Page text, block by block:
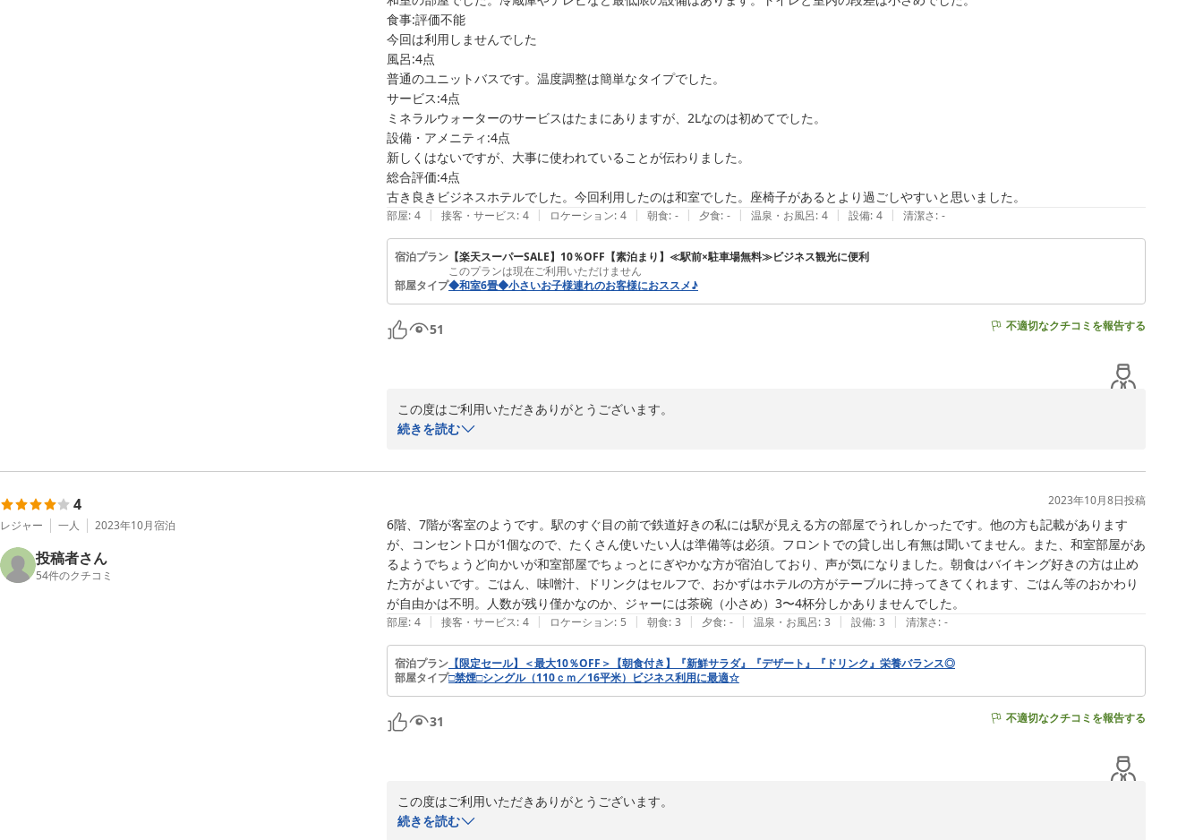
食事:評価不能
今回は利用しませんでした
風呂:4点
普通のユニットバスです。温度調整は簡単なタイプでした。
サービス:4点
ミネラルウォーターのサービスはたまにありますが、2Lなのは初めてでした。
設備・アメニティ:4点
新しくはないですが、大事に使われていることが伝わりました。
総合評価:4点
古き良きビジネスホテルでした。今回利用したのは和室でした。座椅子があるとより過ごしやすいと思いました。
部屋: 4 | 接客・サービス: 4 | ロケーション: 4 | 朝食: - | 夕食: - | 温泉・お風呂: 4 | 設備: 4 | 清潔さ: -
宿泊プラン 【楽天スーパーSALE】10％OFF【素泊まり】≪駅前×駐車場無料≫ビジネス観光に便利
このプランは現在ご利用いただけません
部屋タイプ◆和室6畳◆小さいお子様連れのお客様におススメ♪
51 不適切なクチコミを報告する
この度はご利用いただきありがとうございます。
また、立地やサービス面を評価いただき感謝申し上げます。
卓のみご用意させていただいております。
また、お風呂はユニットバスではなく、トイレと別の独立したものとなりますので、ご参考いただければと思います。
またのご利用をお待ちしております。
シティホテル美濃加茂
竹内
2024-05-22
続きを読む
4
レジャー 一人 2023年10月宿泊
投稿者さん
54件のクチコミ
2023年10月8日投稿
6階、7階が客室のようです。駅のすぐ目の前で鉄道好きの私には駅が見える方の部屋でうれしかったです。他の方も記載があります
が、コンセント口が1個なので、たくさん使いたい人は準備等は必須。フロントでの貸し出し有無は聞いてません。また、和室部屋があ
るようでちょうど向かいが和室部屋でちょっとにぎやかな方が宿泊しており、声が気になりました。朝食はバイキング好きの方は止め
た方がよいです。ごはん、味噌汁、ドリンクはセルフで、おかずはホテルの方がテーブルに持ってきてくれます、ごはん等のおかわり
が自由かは不明。人数が残り僅かなのか、ジャーには茶碗（小さめ）3〜4杯分しかありませんでした。
部屋: 4 | 接客・サービス: 4 | ロケーション: 5 | 朝食: 3 | 夕食: - | 温泉・お風呂: 3 | 設備: 3 | 清潔さ: -
宿泊プラン 【限定セール】＜最大10％OFF＞【朝食付き】『新鮮サラダ』『デザート』『ドリンク』栄養バランス◎
部屋タイプ□禁煙□シングル（110ｃｍ／16平米）ビジネス利用に最適☆
31 不適切なクチコミを報告する
この度はご利用いただきありがとうございます。
当ホテルのシングル・ダブルルームは駅側となり、鉄道ファンの方や、アニメの聖地巡礼の方にもご好評をいただいております。
続きを読む